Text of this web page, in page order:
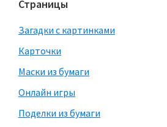
Страницы
Загадки с картинками
Карточки
Маски из бумаги
Онлайн игры
Поделки из бумаги